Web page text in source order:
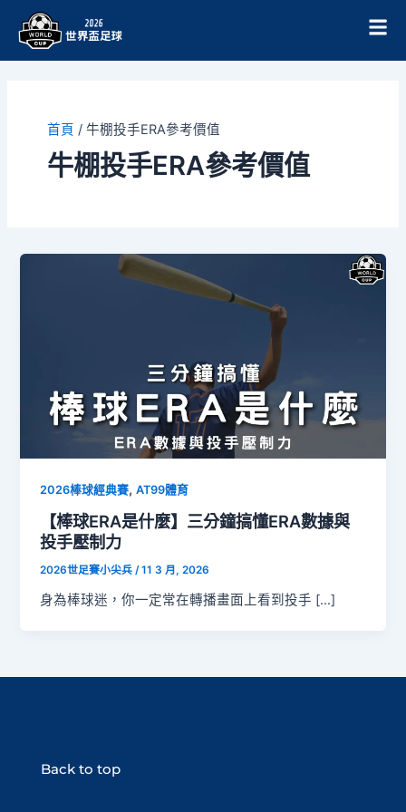
首頁 / 牛棚投手ERA參考價值
牛棚投手ERA參考價值
2026棒球經典賽,AT99體育
【棒球ERA是什麼】三分鐘搞懂ERA數據與
投手壓制力
2026世足賽小尖兵/11 3 月, 2026
身為棒球迷，你一定常在轉播畫面上看到投手 […]
Back to top